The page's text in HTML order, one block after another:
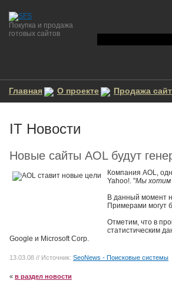
Покупка и продажа
готовых сайтов
Главная О проекте Продажа
IT Новости
Новые сайты AOL будут
Компания AOL,
Yahoo!. "Мы хотим
В данный момент
Примерами могут
Отметим, что в
статистическим
Google и Microsoft Corp.
13.03.08 // Источник: SeoNews - Поисковые системы
« в раздел новости